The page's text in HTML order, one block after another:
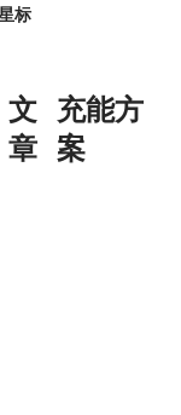
标
文
章
充能方
案